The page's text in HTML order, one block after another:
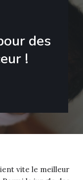
des
!
vite le meilleur